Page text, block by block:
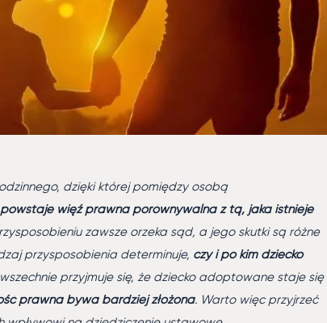
dzięki której pomiędzy osobą
powstaje więź prawna porównywalna z tą, jaka istnieje
zawsze orzeka sąd, a jego skutki są różne
przysposobienia determinuje, czy i po kim dziecko
przyjmuje się, że dziecko adoptowane staje się
prawna bywa bardziej złożona. Warto więc przyjrzeć